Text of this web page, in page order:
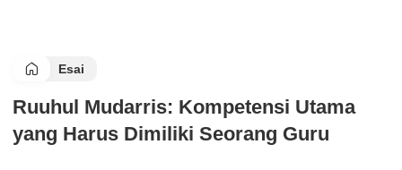
Esai
Ruuhul Mudarris: Kompetensi Utama
yang Harus Dimiliki Seorang Guru